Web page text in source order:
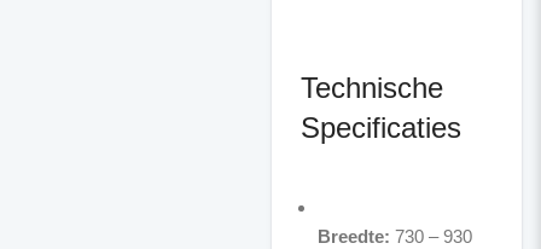
Technische
Specificaties
Breedte: 730 – 930